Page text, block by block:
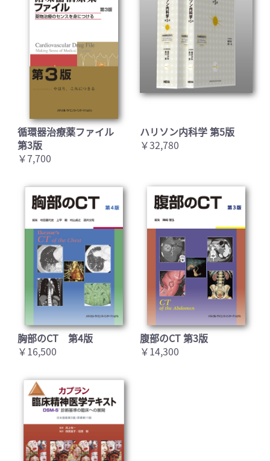
循環器治療薬ファイル
第3版
￥7,700
ハリソン内科学 第5版
￥32,780
胸部のCT 第4版
￥16,500
腹部のCT 第3版
￥14,300